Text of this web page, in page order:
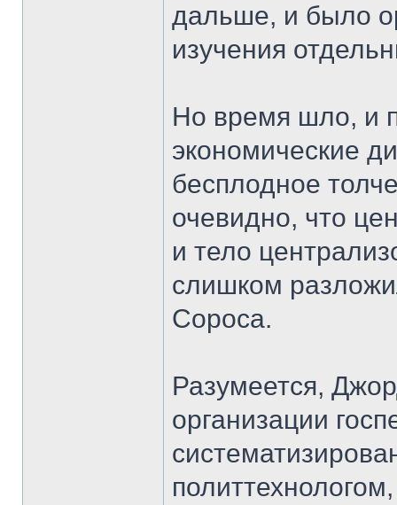
дальше, и было
изучения
Но время шло, и
экономические
бесплодное
очевидно, что
и тело
слишком
Сороса.
Разумеется,
организации